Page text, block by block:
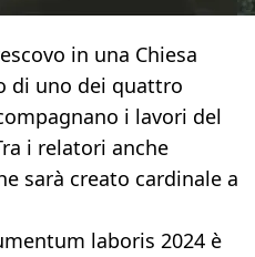
in una Chiesa
di uno dei quattro
i lavori del
i relatori anche
sarà creato cardinale a
laboris 2024 è